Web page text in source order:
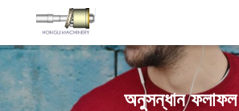
অনুসন্ধান ফলাফল